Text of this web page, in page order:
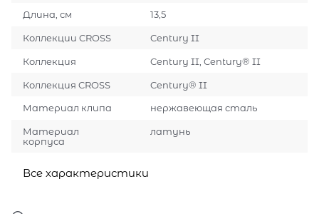
Длина, см 13,5
Коллекции CROSS Century II
Коллекция Century II, Century® II
Коллекция CROSS Century® II
Материал клипа нержавеющая сталь
Материал
корпуса
латунь
Все характеристики